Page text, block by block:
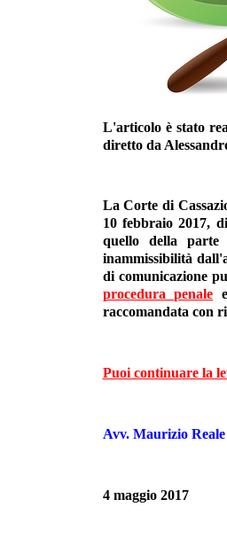
L'articolo è stato
diretto da
La Corte di
10 febbraio 2017,
quello della parte
inammissibilità
di comunicazione
procedura penale
raccomandata con
Puoi continuare la
Avv. Maurizio Reale
4 maggio 2017